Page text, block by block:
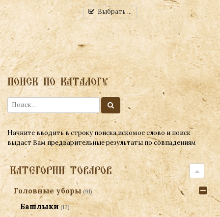
Выбрать ...
ПОИСК ПО КАТАЛОГУ
Начните вводить в строку поиска искомое слово и поиск
выдаст Вам предварительные результаты по совпадениям
КАТЕГОРИИ ТОВАРОВ
Головные уборы (91)
Башлыки (12)